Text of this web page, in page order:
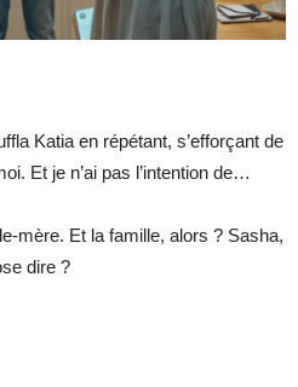
Katia en répétant, s’efforçant de
Et je n’ai pas l’intention de…
mère. Et la famille, alors ? Sasha,
dire ?